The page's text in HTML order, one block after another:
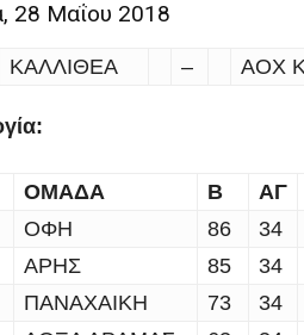
28 Μαΐου 2018
ΚΑΛΛΙΘΕΑ – ΑΟΧ
ΟΜΑΔΑ Β
ΑΓ
ΟΦΗ 86
34
ΑΡΗΣ 85
34
ΠΑΝΑΧΑΙΚΗ 73
34